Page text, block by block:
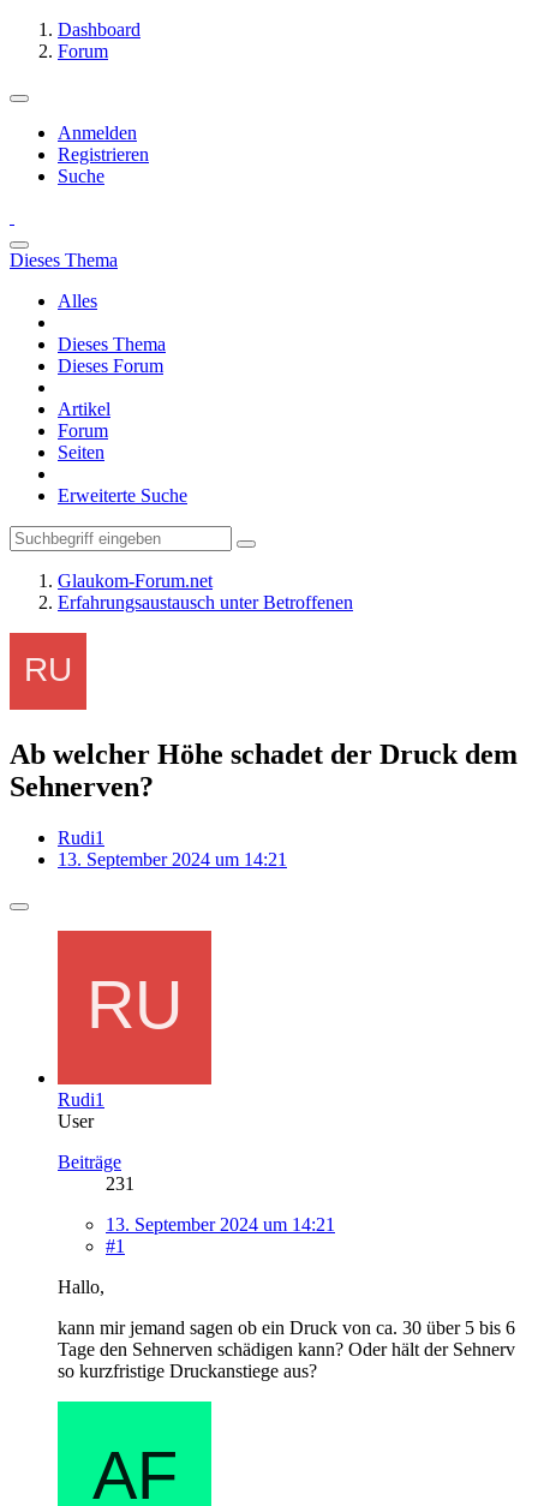
Dashboard
Forum
Anmelden
Registrieren
Suche
Dieses Thema
Alles
Dieses Thema
Dieses Forum
Artikel
Forum
Seiten
Erweiterte Suche
Glaukom-Forum.net
Erfahrungsaustausch unter Betroffenen
Ab welcher Höhe schadet der Druck dem
Sehnerven?
Rudi1
13. September 2024 um 14:21
Rudi1
User
Beiträge
231
13. September 2024 um 14:21
#1
Hallo,
kann mir jemand sagen ob ein Druck von ca. 30 über 5 bis 6
Tage den Sehnerven schädigen kann? Oder hält der Sehnerv
so kurzfristige Druckanstiege aus?